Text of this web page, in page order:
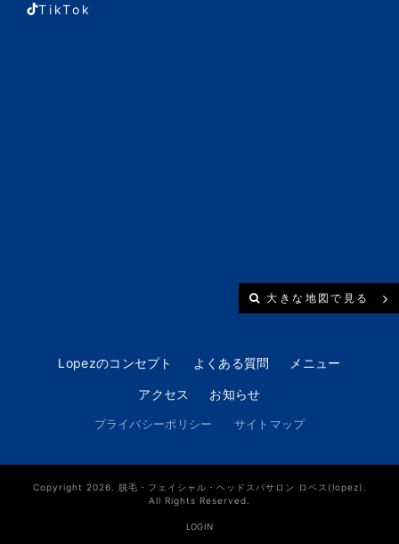
TikTok
大きな地図で見る
Lopezのコンセプト よくある質問 メニュー
アクセス お知らせ
プライバシーポリシー サイトマップ
Copyright 2026. 脱毛・フェイシャル・ヘッドスパサロン ロペス(lopez).
All Rights Reserved.
LOGIN